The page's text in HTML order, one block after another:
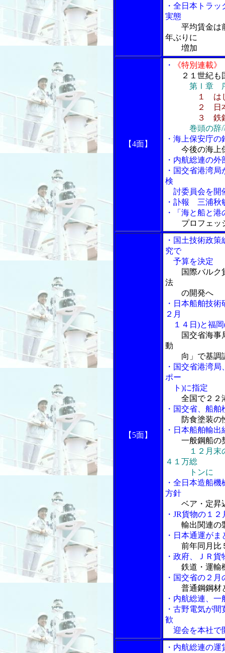
・全日本トラ
実態
平均賃金は
年ぶりに
増加
【4面】
・ 《特別連載》
２１世紀
第Ⅰ章
１ は
２ 日本経
３ 鉄鋼産
巻頭の辞
・海上保安庁
今後の海上
・内航総連の
・国交省港湾
検
討委員会を開
・訃報 三浦秋
・「海と船と
プロフェ
【5面】
・国土技術政
究で
予算を決定
国際バルク
法
の開発へ
・日本船舶技
２月
１４日)と福岡
国交省海事
動
向」で基調
・国交省港湾
ポー
ト)に指定
全国で２２
・国交省、船
防食塗装の
・日本船舶輸
一般鋼船の
１２月
４１万総
トンに
・全日本造船
方針
ベア・定昇
・JR貨物の１
輸出関連の
・日本通運が
前年同月比
・政府、ＪＲ
鉄道・運輸
・国交省の２
普通鋼鋼材
・内航総連、
・古野電気が
歓
迎会を本社で
・内航総連の